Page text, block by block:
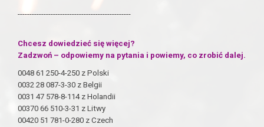
------------------------------------------------
Chcesz dowiedzieć się więcej?
Zadzwoń – odpowiemy na pytania i powiemy, co zrobić dalej.
0048 61 250-4-250 z Polski
0032 28 087-3-30 z Belgii
0031 47 578-8-114 z Holandii
00370 66 510-3-31 z Litwy
00420 51 781-0-280 z Czech